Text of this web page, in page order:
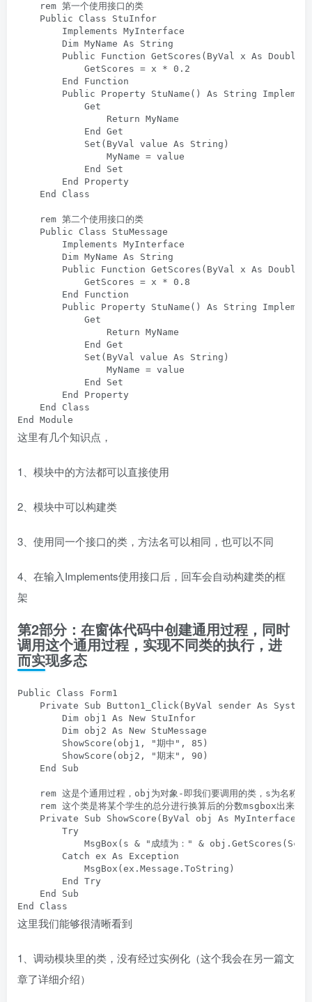
rem 第一个使用接口的类
Public Class StuInfor
Implements MyInterface
Dim MyName As String
Public Function GetScores(ByVal x As Double)
GetScores = x * 0.2
End Function
Public Property StuName() As String Implements
Get
Return MyName
End Get
Set(ByVal value As String)
MyName = value
End Set
End Property
End Class
rem 第二个使用接口的类
Public Class StuMessage
Implements MyInterface
Dim MyName As String
Public Function GetScores(ByVal x As Double)
GetScores = x * 0.8
End Function
Public Property StuName() As String Implements
Get
Return MyName
End Get
Set(ByVal value As String)
MyName = value
End Set
End Property
End Class
End Module
这里有几个知识点，
1、模块中的方法都可以直接使用
2、模块中可以构建类
3、使用同一个接口的类，方法名可以相同，也可以不同
4、在输入Implements使用接口后，回车会自动构建类的框
架
第2部分：在窗体代码中创建通用过程，同时
调用这个通用过程，实现不同类的执行，进
而实现多态
Public Class Form1
Private Sub Button1_Click(ByVal sender As
Dim obj1 As New StuInfor
Dim obj2 As New StuMessage
ShowScore(obj1, "期中", 85)
ShowScore(obj2, "期末", 90)
End Sub
rem 这是个通用过程，obj为对象-即我们要调用的类，s为名称，
rem 这个类是将某个学生的总分进行换算后的分数msgbox出来
Private Sub ShowScore(ByVal obj As MyInterface,
Try
MsgBox(s & "成绩为：" &
Catch ex As Exception
MsgBox(ex.Message.ToString)
End Try
End Sub
End Class
这里我们能够很清晰看到
1、调动模块里的类，没有经过实例化（这个我会在另一篇文
章了详细介绍）